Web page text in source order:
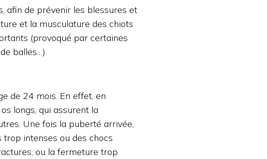
afin de prévenir les blessures et
et la musculature des chiots
(provoqué par certaines
balles…).
de 24 mois. En effet, en
longs, qui assurent la
Une fois la puberté arrivée,
intenses ou des chocs
ou la fermeture trop